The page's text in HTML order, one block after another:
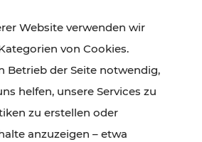
und Gastronomie,
Naturgenuss – viele
den Ticket- und Fahrplan-
gut und schnell erreichbar.
Website verwenden wir
von Cookies.
Betrieb der Seite notwendig,
helfen, unsere Services zu
zu erstellen oder
anzuzeigen – etwa